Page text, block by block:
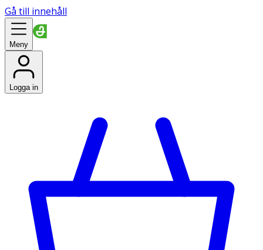
Gå till innehåll
Meny
Logga in